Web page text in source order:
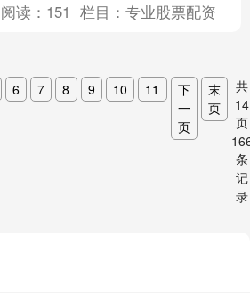
阅读： 151 栏目：专业股票配资
6 7 8 9 10 11
下
一
页
末
页
共
14
页
条
记
录